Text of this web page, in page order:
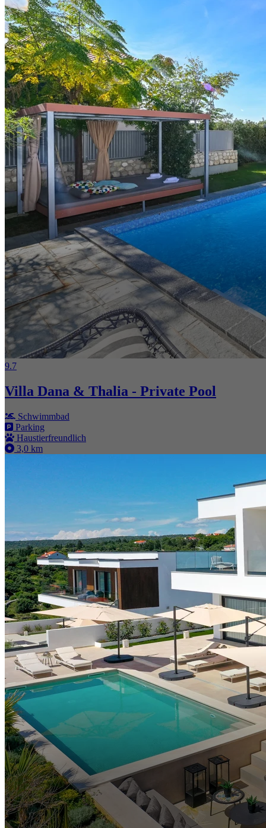
9.7
Villa Dana & Thalia - Private Pool
Schwimmbad
Parking
Haustierfreundlich
3,0 km